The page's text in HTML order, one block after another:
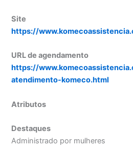
Site
https://
URL de agendamento
https://
atendimento-komeco.html
Atributos
Destaques
Administrado por mulheres